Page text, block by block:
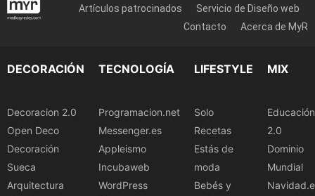
Artículos patrocinados
Servicio de Diseño web
Contacto
Acerca de MyR
DECORACIÓN
Decoracion 2.0
Open Deco
Decoración
Sueca
Arquitectura
TECNOLOGÍA
Programacion.net
Messenger.es
Appleismo
Incubaweb
WordPress
LIFESTYLE
Solo
Recetas
Estás de
moda
Bebés y
MIX
Educación
2.0
Dominio
Mundial